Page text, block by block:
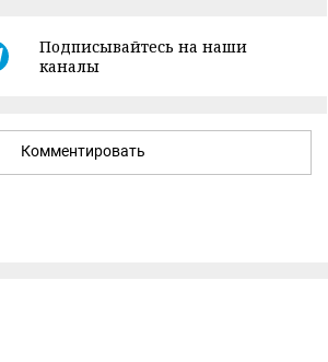
Подписывайтесь на наши
каналы
Комментировать